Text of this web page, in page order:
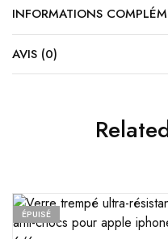
INFORMATIONS
AVIS (0)
ÉPUISÉ